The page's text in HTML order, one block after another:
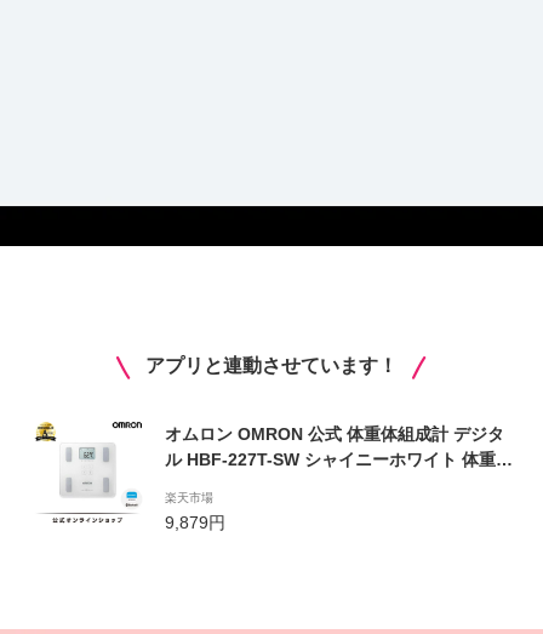
アプリと連動させています！
オムロン OMRON 公式 体重体組成計 デジタ
ル HBF-227T-SW シャイニーホワイト 体重計
マホ スマホ連動 iPhone 連動 アプリ Blueto
oth 乗るだけ 自動 シンプル コンパクト 高精
楽天市場
9,879円